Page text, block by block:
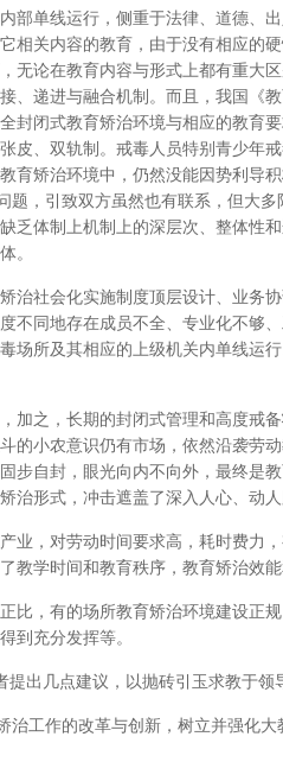
部单线运行，侧重于法律、道德、
相关内容的教育，由于没有相应的
无论在教育内容与形式上都有重大
、递进与融合机制。而且，我国《
封闭式教育矫治环境与相应的教育
皮、双轨制。戒毒人员特别青少年
育矫治环境中，仍然没能因势利导
题，引致双方虽然也有联系，但大多
乏体制上机制上的深层次、整体性
。
治社会化实施制度顶层设计、业务
不同地存在成员不全、专业化不够
场所及其相应的上级机关内单线运
加之，长期的封闭式管理和高度戒
的小农意识仍有市场，依然沿袭劳
步自封，眼光向内不向外，最终是
形式，冲击遮盖了深入人心、动人
业，对劳动时间要求高，耗时费力
教学时间和教育秩序，教育矫治效
比，有的场所教育矫治环境建设正
到充分发挥等。
出几点建议，以抛砖引玉求教于领
治工作的改革与创新，树立并强化大